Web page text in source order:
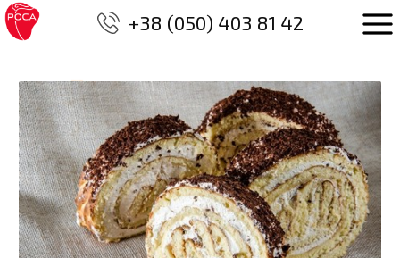
+38 (050) 403 81 42